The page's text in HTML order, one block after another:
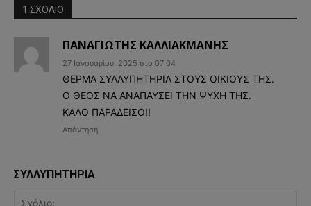
1 ΣΧΟΛΙΟ
ΠΑΝΑΓΙΩΤΗΣ ΚΑΛΛΙΑΚΜΑΝΗΣ
27 Ιανουαρίου, 2025 στο 07:04
ΘΕΡΜΑ ΣΥΛΛΥΠΗΤΗΡΙΑ ΣΤΟΥΣ ΟΙΚΙΟΥΣ ΤΗΣ.
Ο ΘΕΟΣ ΝΑ ΑΝΑΠΑΥΣΕΙ ΤΗΝ ΨΥΧΗ ΤΗΣ.
ΚΑΛΟ ΠΑΡΑΔΕΙΣΟ!!
Απάντηση
ΣΥΛΛΥΠΗΤΗΡΙΑ